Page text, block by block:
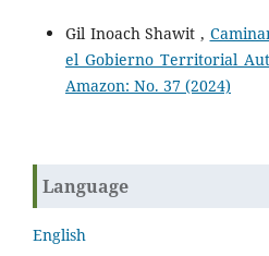
Gil Inoach Shawit ,
el Gobierno Territorial
Amazon: No. 37 (2024)
Language
English